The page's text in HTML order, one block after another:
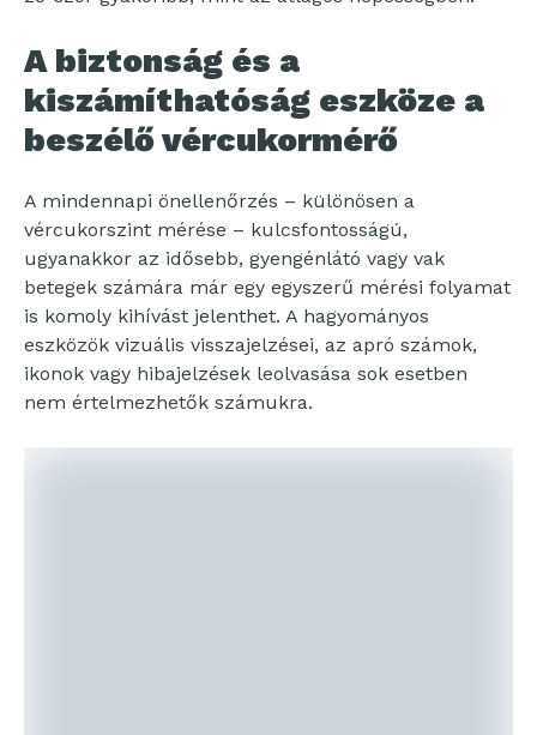
A biztonság és a
kiszámíthatóság eszköze a
beszélő vércukormérő
A mindennapi önellenőrzés – különösen a
vércukorszint mérése – kulcsfontosságú,
ugyanakkor az idősebb, gyengénlátó vagy vak
betegek számára már egy egyszerű mérési folyamat
is komoly kihívást jelenthet. A hagyományos
eszközök vizuális visszajelzései, az apró számok,
ikonok vagy hibajelzések leolvasása sok esetben
nem értelmezhetők számukra.